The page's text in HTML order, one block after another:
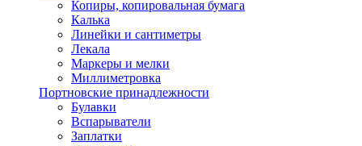
Копиры, копировальная бумага
Калька
Линейки и сантиметры
Лекала
Маркеры и мелки
Миллиметровка
Портновские принадлежности
Булавки
Вспарыватели
Заплатки